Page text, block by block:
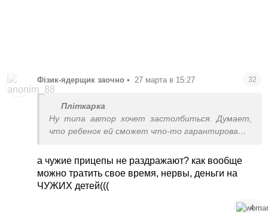
Фізик-ядерщик заочно • 27 марта в 15:27 32
Пліткарка
Ну типа автор хочет застолбиться. Думает,
что ребенок ей сможет что-то гарантировать.
стареющих мужиком капризы детей и они
сбегают к менее претенциозной и бездетной
служанке
а чужие прицепы не раздражают? как вообще
можно тратить свое время, нервы, деньги на
ЧУЖИХ детей(((
4